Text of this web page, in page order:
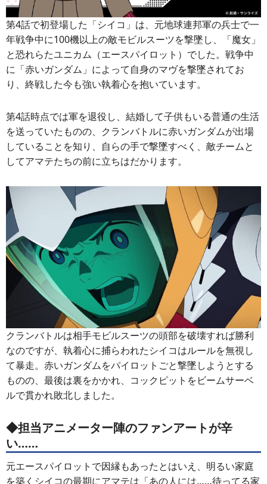
第4話で初登場した「シイコ」は、元地球連邦軍の兵士で一
年戦争中に100機以上の敵モビルスーツを撃墜し、「魔女」
と恐れらたユニカム（エースパイロット）でした。戦争中
に「赤いガンダム」によって自身のマヴを撃墜されてお
り、終戦した今も強い執着心を抱いています。
第4話時点では軍を退役し、結婚して子供もいる普通の生活
を送っていたものの、クランバトルに赤いガンダムが出場
していることを知り、自らの手で撃墜すべく、敵チームと
してアマテたちの前に立ちはだかります。
クランバトルは相手モビルスーツの頭部を破壊すれば勝利
なのですが、執着心に捕らわれたシイコはルールを無視し
て暴走。赤いガンダムをパイロットごと撃墜しようとする
ものの、最後は裏をかかれ、コックピットをビームサーベ
ルで貫かれ敗北しました。
◆担当アニメーター陣のファンアートが辛
い……
元エースパイロットで因縁もあったとはいえ、明るい家庭
を築くシイコの最期にアマテは「あの人には……待ってる家